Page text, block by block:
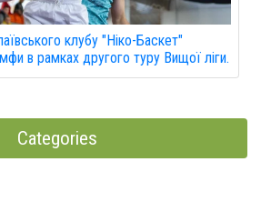
клубу "Ніко-Баскет"
в рамках другого туру Вищої ліги.
Categories